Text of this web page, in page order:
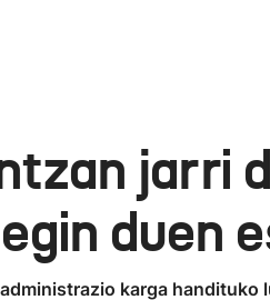
jarri
duen
karga handituko